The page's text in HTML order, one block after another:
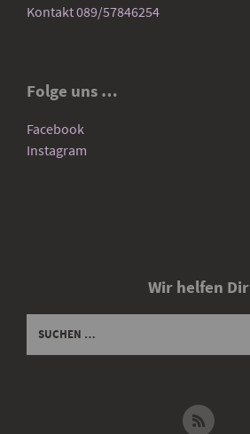
Kontakt 089/57846254
Folge uns …
Facebook
Instagram
Wir helfen Dir